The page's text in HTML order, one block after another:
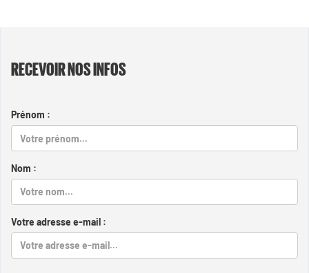
RECEVOIR NOS INFOS
Prénom :
Nom :
Votre adresse e-mail :